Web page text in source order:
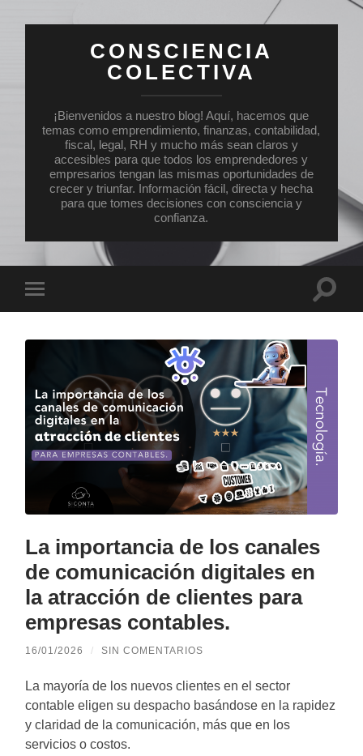
CONSCIENCIA
COLECTIVA
¡Bienvenidos a nuestro blog! Aquí, hacemos que
temas como emprendimiento, finanzas, contabilidad,
fiscal, legal, RH y mucho más sean claros y
accesibles para que todos los emprendedores y
empresarios tengan las mismas oportunidades de
crecer y triunfar. Información fácil, directa y hecha
para que tomes decisiones con consciencia y
confianza.
el
móvil
La importancia de los canales
de comunicación digitales en
la atracción de clientes para
empresas contables.
16/01/2026 / SIN COMENTARIOS
La mayoría de los nuevos clientes en el sector
contable eligen su despacho basándose en la rapidez
y claridad de la comunicación, más que en los
servicios o costos.